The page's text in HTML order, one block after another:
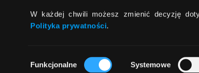
W każdej chwili możesz zmienić decyzję
Polityka prywatności.
zgody
Funkcjonalne Systemowe